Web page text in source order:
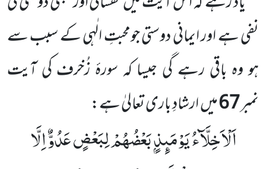
نفی ہے اور ایمانی دوستی جومحبتِ الٰہی کے سبب سے
ہو وہ باقی رہےگی جیسا کہ سورۂ زُخرف کی آیت
نمبر67میںارشادِ باری تعالیٰ ہے:
اَلْاَخِلَّآءُ یَوْمَىٕذٍۭ بَعْضُهُمْ لِبَعْضٍ عَدُوٌّ اِلَّا